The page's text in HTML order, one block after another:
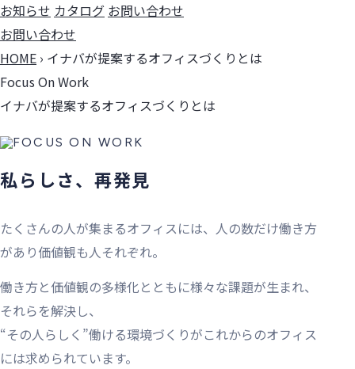
お知らせ カタログ お問い合わせ
お問い合わせ
HOME › イナバが提案するオフィスづくりとは
Focus On Work
イナバが提案するオフィスづくりとは
私らしさ、再発見
たくさんの人が集まるオフィスには、人の数だけ働き方
があり価値観も人それぞれ。
働き方と価値観の多様化とともに様々な課題が生まれ、
それらを解決し、
“その人らしく”働ける環境づくりがこれからのオフィス
には求められています。